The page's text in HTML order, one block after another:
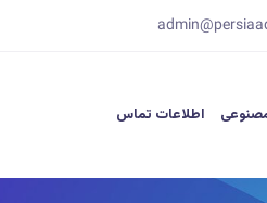
اطلاعات تماس